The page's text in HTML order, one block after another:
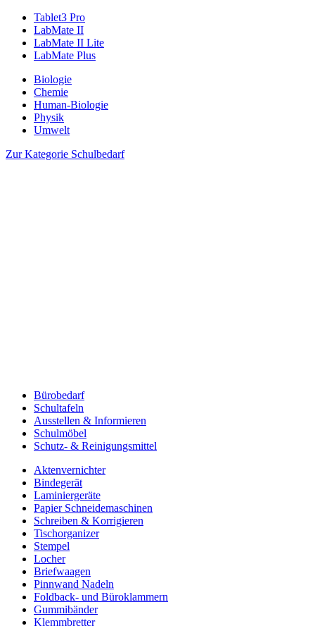
Tablet3 Pro
LabMate II
LabMate II Lite
LabMate Plus
Biologie
Chemie
Human-Biologie
Physik
Umwelt
Zur Kategorie Schulbedarf
Bürobedarf
Schultafeln
Ausstellen & Informieren
Schulmöbel
Schutz- & Reinigungsmittel
Aktenvernichter
Bindegerät
Laminiergeräte
Papier Schneidemaschinen
Schreiben & Korrigieren
Tischorganizer
Stempel
Locher
Briefwaagen
Pinnwand Nadeln
Foldback- und Büroklammern
Gummibänder
Klemmbretter